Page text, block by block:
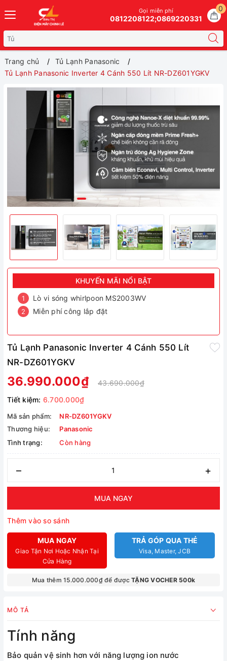
0
Gọi miễn phí
0812208122;0869220331
Trang chủ
Tủ Lạnh Panasonic
Tủ Lạnh Panasonic Inverter 4 Cánh 550 Lít NR-DZ601YGKV
KHUYẾN MÃI NỔI BẬT
Lò vi sóng whirlpoon MS2003WV
Miễn phí công lắp đặt
Tủ Lạnh Panasonic Inverter 4 Cánh 550 Lít
NR-DZ601YGKV
36.990.000₫
43.690.000₫
Tiết kiệm: 6.700.000₫
Mã sản phẩm:
NR-DZ601YGKV
Thương hiệu:
Panasonic
Tình trạng:
Còn hàng
– +
MUA NGAY
Thêm vào so sánh
MUA NGAY
Giao Tận Nơi Hoặc Nhận Tại
Cửa Hàng
TRẢ GÓP QUA THẺ
Visa, Master, JCB
Mua thêm 15.000.000₫ để đượcTẶNG VOCHER 500k
MÔ TẢ
Tính năng
Bảo quản vệ sinh hơn với năng lượng ion nước